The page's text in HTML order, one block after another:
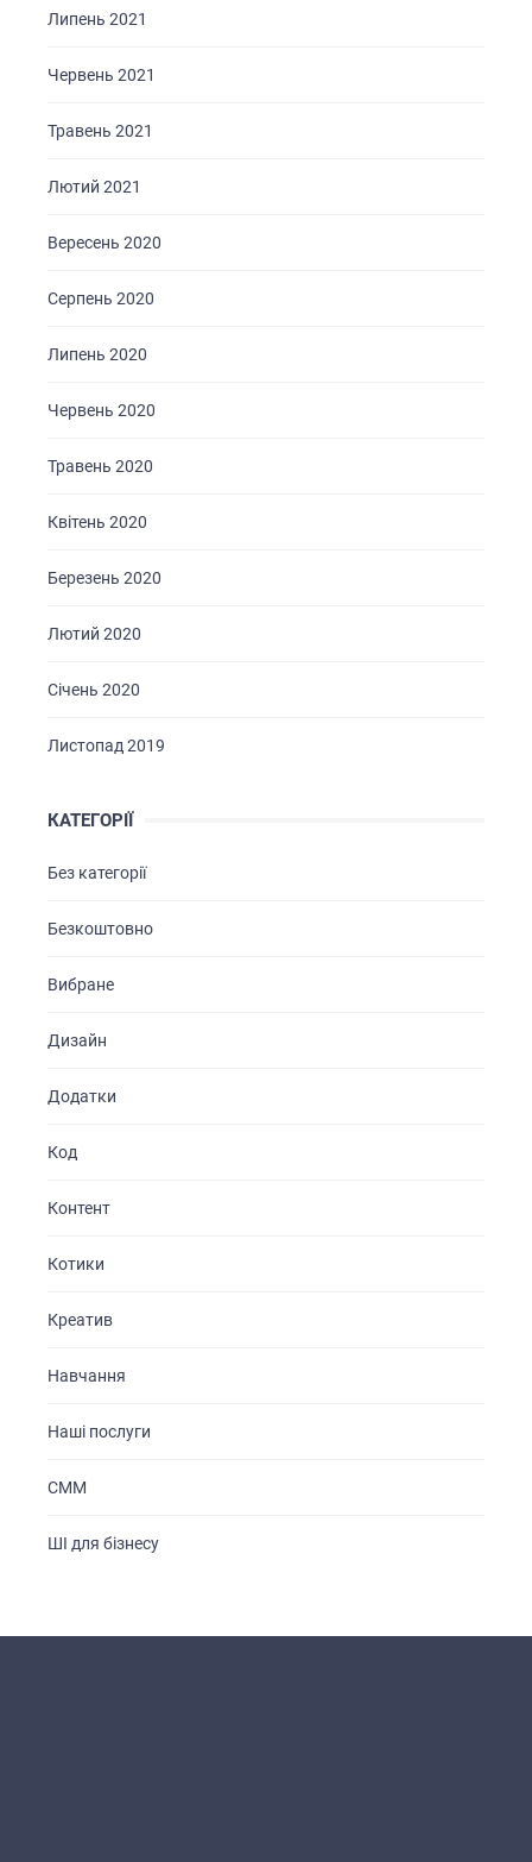
Липень 2021
Червень 2021
Травень 2021
Лютий 2021
Вересень 2020
Серпень 2020
Липень 2020
Червень 2020
Травень 2020
Квітень 2020
Березень 2020
Лютий 2020
Січень 2020
Листопад 2019
КАТЕГОРІЇ
Без категорії
Безкоштовно
Вибране
Дизайн
Додатки
Код
Контент
Котики
Креатив
Навчання
Наші послуги
СММ
ШІ для бізнесу